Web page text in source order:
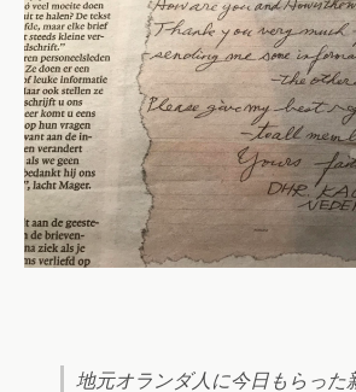
地元オランダ人に今日もらった